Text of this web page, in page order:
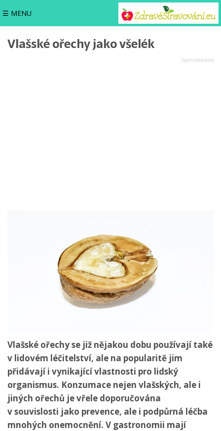
☰ MENU
Vlašské ořechy jako všelék
Vlašské ořechy se již nějakou dobu používají také
v lidovém léčitelství, ale na popularitě jim
přidávají i vynikající vlastnosti pro lidský
organismus. Konzumace nejen vlašských, ale i
jiných ořechů je vřele doporučována
v souvislosti jako prevence, ale i podpůrná léčba
mnohých onemocnění. V gastronomii mají